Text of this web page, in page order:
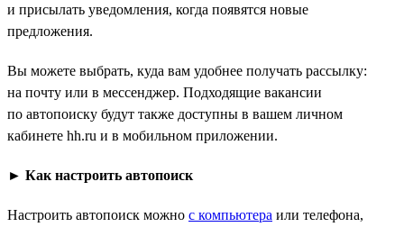
и присылать уведомления, когда появятся новые
предложения.
Вы можете выбрать, куда вам удобнее получать рассылку:
на почту или в мессенджер. Подходящие вакансии
по автопоиску будут также доступны в вашем личном
кабинете hh.ru и в мобильном приложении.
► Как настроить автопоиск
Настроить автопоиск можно с компьютера или телефона,